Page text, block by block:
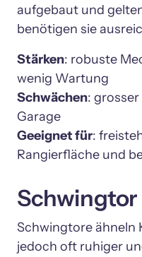
aufgebaut und
benötigen sie
Stärken: robuste
Schwächen:
Geeignet für:
Schwingtor
Schwingtore ähneln
jedoch oft ruhiger